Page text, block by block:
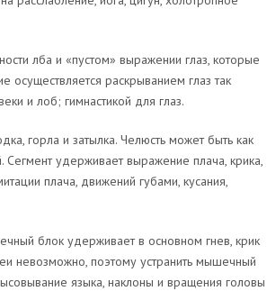
лба и «пустом» выражении глаз, которые
осуществляется раскрыванием глаз так
и лоб; гимнастикой для глаз.
горла и затылка. Челюсть может быть как
Сегмент удерживает выражение плача, крика,
плача, движений губами, кусания,
блок удерживает в основном гнев, крик
невозможно, поэтому устранить мышечный
языка, наклоны и вращения головы